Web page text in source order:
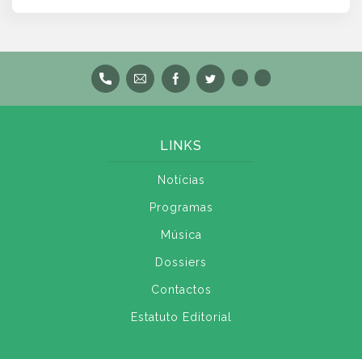
LINKS
Notícias
Programas
Música
Dossiers
Contactos
Estatuto Editorial